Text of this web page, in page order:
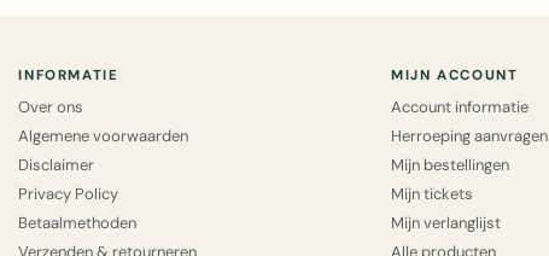
INFORMATIE
Over ons
Algemene voorwaarden
Disclaimer
Privacy Policy
Betaalmethoden
Verzenden & retourneren
MIJN ACCOUNT
Account informatie
Herroeping aanvragen
Mijn bestellingen
Mijn tickets
Mijn verlanglijst
Alle producten